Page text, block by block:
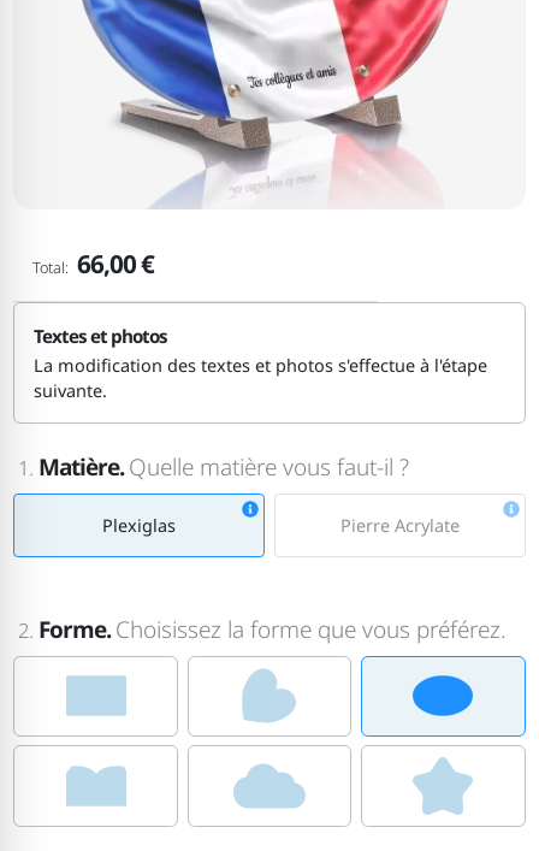
Total: 66,00 €
Textes et photos
La modification des textes et photos s'effectue à l'étape
suivante.
1. Matière.Quelle matière vous faut-il ?
Plexiglas Pierre Acrylate
2. Forme.Choisissez la forme que vous préférez.